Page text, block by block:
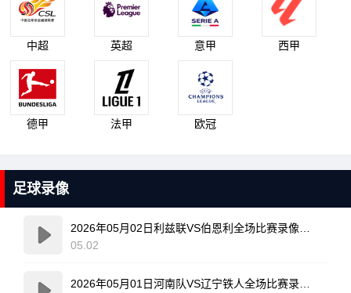
中超 英超 意甲 西甲
德甲 法甲 欧冠
足球录像
05.02